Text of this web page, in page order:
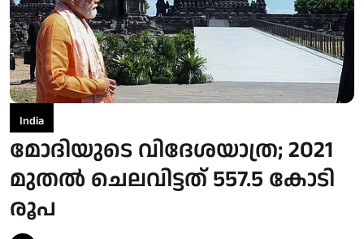
India
മോദിയുടെ വിദേശയാത്ര; 2021
മുതല്‍ ചെലവിട്ടത് 557.5 കോടി
രൂപ